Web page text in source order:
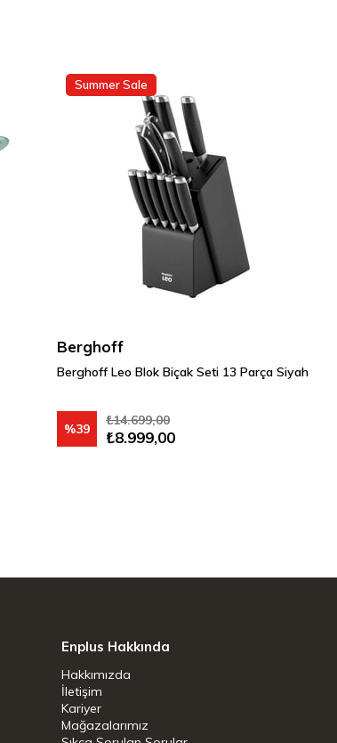
Berghoff
Berghoff Leo Blok Biçak Seti 13 Parça Siyah
₺8.999,00
₺14.699,00
%39
Summer Sale
Enplus Hakkında
Hakkımızda
İletişim
Kariyer
Mağazalarımız